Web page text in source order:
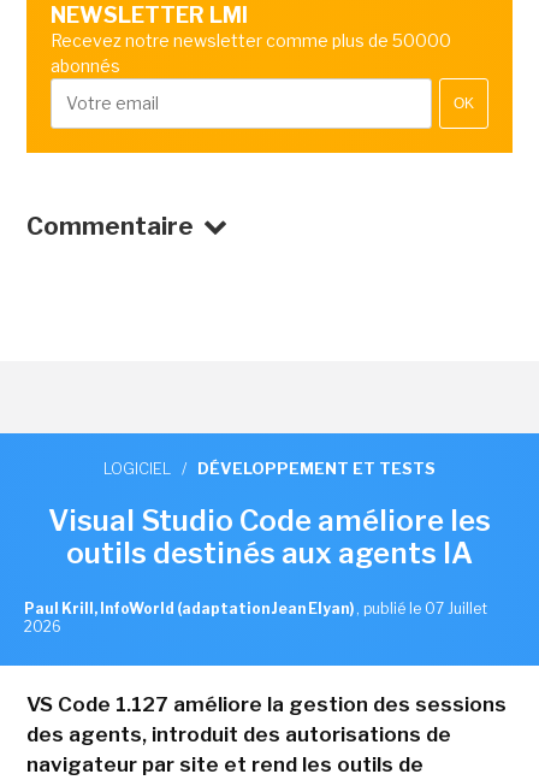
NEWSLETTER LMI
Recevez notre newsletter comme plus de 50000
abonnés
OK
Commentaire
LOGICIEL / DÉVELOPPEMENT ET TESTS
Visual Studio Code améliore les
outils destinés aux agents IA
Paul Krill, InfoWorld (adaptation Jean Elyan) , publié le 07 Juillet
2026
VS Code 1.127 améliore la gestion des sessions
des agents, introduit des autorisations de
navigateur par site et rend les outils de